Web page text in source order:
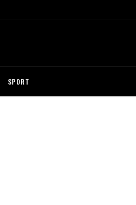
SPORT